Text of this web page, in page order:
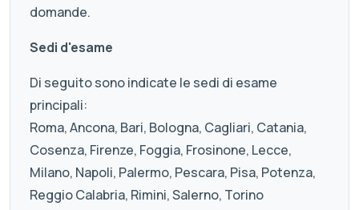
domande.
Sedi d'esame
Di seguito sono indicate le sedi di esame
principali:
Roma, Ancona, Bari, Bologna, Cagliari, Catania,
Cosenza, Firenze, Foggia, Frosinone, Lecce,
Milano, Napoli, Palermo, Pescara, Pisa, Potenza,
Reggio Calabria, Rimini, Salerno, Torino